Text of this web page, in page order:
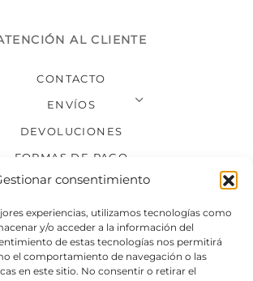
consentimiento
experiencias, utilizamos tecnologías como
y/o acceder a la información del
de estas tecnologías nos permitirá
el comportamiento de navegación o las
en este sitio. No consentir o retirar el
AL CLIENTE
CONTACTO
ENVÍOS
DEVOLUCIONES
FORMAS DE PAGO
SÍGUENOS